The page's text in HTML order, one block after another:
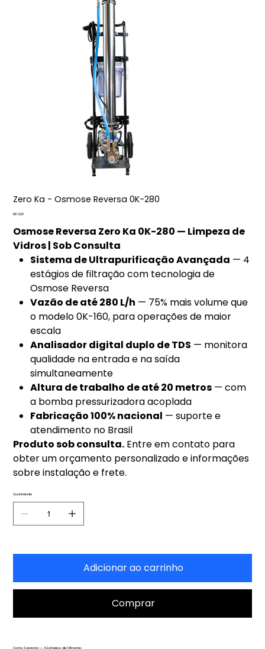
Zero Ka - Osmose Reversa 0K-280
Preço
R$ 0,00
Osmose Reversa Zero Ka 0K-280 — Limpeza de
Vidros | Sob Consulta
Sistema de Ultrapurificação Avançada — 4
estágios de filtração com tecnologia de
Osmose Reversa
Vazão de até 280 L/h — 75% mais volume que
o modelo 0K-160, para operações de maior
escala
Analisador digital duplo de TDS — monitora
qualidade na entrada e na saída
simultaneamente
Altura de trabalho de até 20 metros — com
a bomba pressurizadora acoplada
Fabricação 100% nacional — suporte e
atendimento no Brasil
Produto sob consulta. Entre em contato para
obter um orçamento personalizado e informações
sobre instalação e frete.
Quantidade
Adicionar ao carrinho
Comprar
Como Funciona — 4 Estágios de Filtração